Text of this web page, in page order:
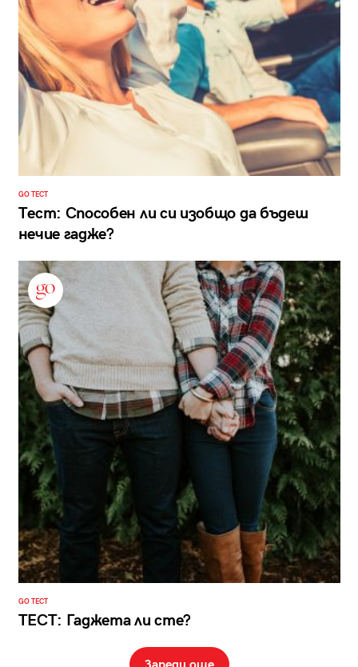
GO ТЕСТ
Тест: Способен ли си изобщо да бъдеш
нечие гадже?
GO ТЕСТ
ТЕСТ: Гаджета ли сте?